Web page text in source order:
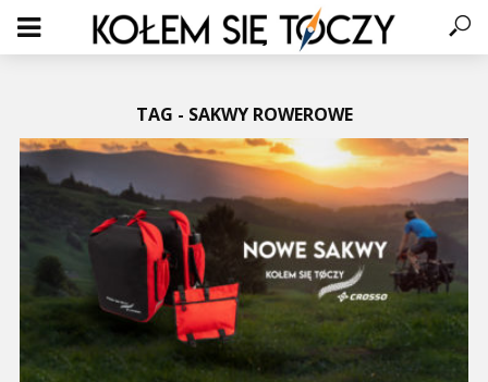
TAG - SAKWY ROWEROWE